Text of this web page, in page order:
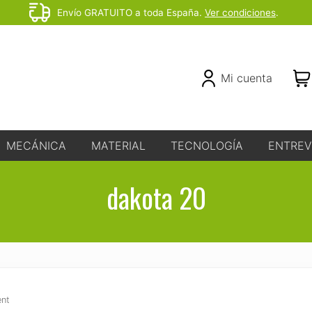
Before
Envío GRATUITO a toda España. Ver condiciones.
Header
RightMi cuenta
MECÁNICA MATERIAL TECNOLOGÍA
dakota 20